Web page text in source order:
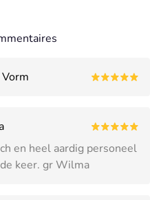
en heel aardig personeel
keer. gr Wilma